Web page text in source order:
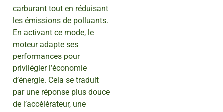
carburant tout en réduisant
les émissions de polluants.
En activant ce mode, le
moteur adapte ses
performances pour
privilégier l’économie
d’énergie. Cela se traduit
par une réponse plus douce
de l’accélérateur, une